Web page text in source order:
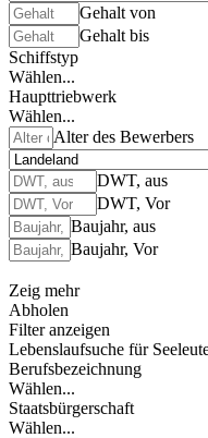
Gehalt von
Gehalt bis
Schiffstyp
Wählen...
Haupttriebwerk
Wählen...
Alter des Bewerbers
DWT, aus
DWT, Vor
Baujahr, aus
Baujahr, Vor
Zeig mehr
Abholen
Filter anzeigen
Lebenslaufsuche für
Berufsbezeichnung
Wählen...
Staatsbürgerschaft
Wählen...